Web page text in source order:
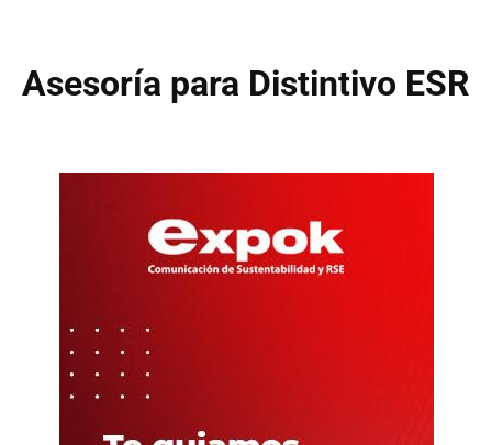
Asesoría para Distintivo ESR